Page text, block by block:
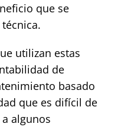
que se
utilizan estas
de
basado
que es difícil de
algunos